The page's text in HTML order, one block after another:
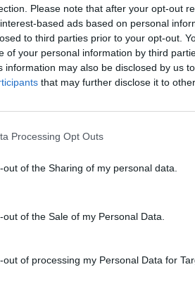
Please note that after your opt-out
based ads based on personal
to third parties prior to your opt-out.
of your personal information by third
information may also be disclosed by us
that may further disclose it to
Processing Opt Outs
out of the Sharing of my personal data.
of the Sale of my Personal Data.
out of processing my Personal Data for